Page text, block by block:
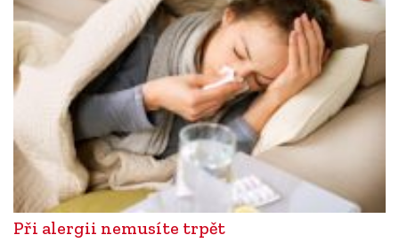
Při alergii nemusíte trpět